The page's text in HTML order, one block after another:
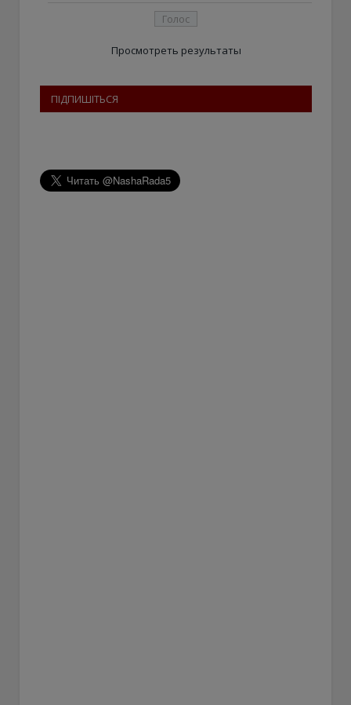
Просмотреть результаты
ПІДПИШІТЬСЯ